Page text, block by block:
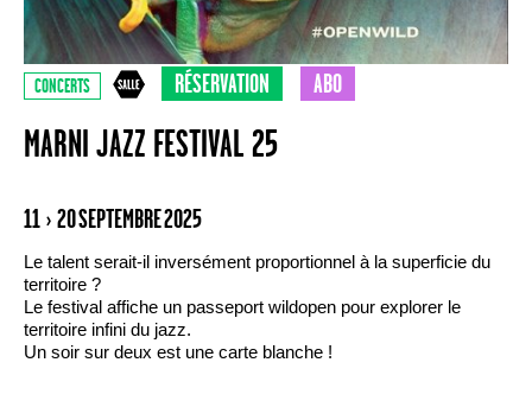
CONCERTS RÉSERVATION ABO
MARNI JAZZ FESTIVAL 25
11 › 20 SEPTEMBRE 2025
Le talent serait-il inversément proportionnel à la superficie du
territoire ?
Le festival affiche un passeport wildopen pour explorer le
territoire infini du jazz.
Un soir sur deux est une carte blanche !